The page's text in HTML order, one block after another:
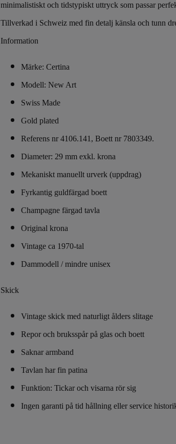
minimalistiskt och tidstypiskt uttryck som passar
Tillverkad i Schweiz med fin detalj känsla och tunn
Information
Märke: Certina
Modell: New Art
Swiss Made
Gold plated
Referens nr 4106.141, Boett nr 7803349.
Diameter: 29 mm exkl. krona
Mekaniskt manuellt urverk (uppdrag)
Fyrkantig guldfärgad boett
Champagne färgad tavla
Original krona
Vintage ca 1970-tal
Dammodell / mindre unisex
Skick
Vintage skick med naturligt ålders slitage
Repor och bruksspår på glas och boett
Saknar armband
Tavlan har fin patina
Funktion: Tickar och visarna rör sig
Ingen garanti på tid hållning eller service